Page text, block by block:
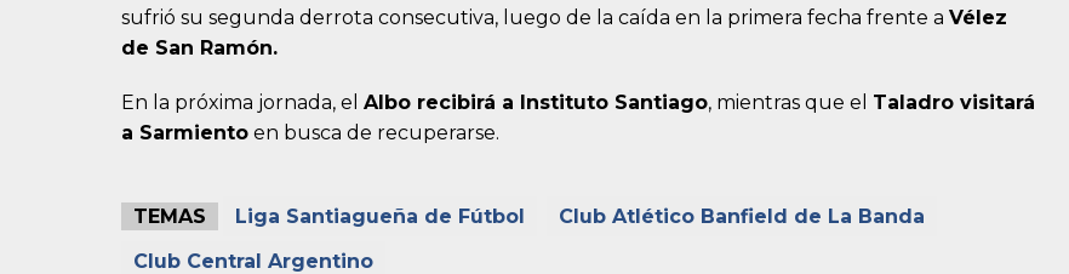
sufrió su segunda derrota consecutiva, luego de la caída en la primera fecha frente a Vélez
de San Ramón.
En la próxima jornada, el Albo recibirá a Instituto Santiago, mientras que el Taladro visitará
a Sarmiento en busca de recuperarse.
TEMAS Liga Santiagueña de Fútbol
Club Atlético Banfield de La Banda
Club Central Argentino